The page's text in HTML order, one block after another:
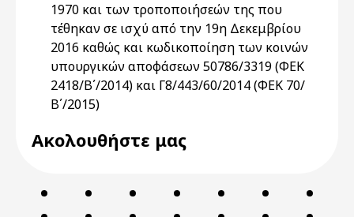
1970 και των τροποποιήσεών της που
τέθηκαν σε ισχύ από την 19η Δεκεμβρίου
2016 καθώς και κωδικοποίηση των κοινών
υπουργικών αποφάσεων 50786/3319 (ΦΕΚ
2418/Β΄/2014) και Γ8/443/60/2014 (ΦΕΚ 70/
Β΄/2015)
Ακολουθήστε μας